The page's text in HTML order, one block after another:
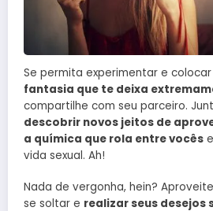
Se permita experimentar e
fantasia que te deixa
compartilhe com seu parceiro.
descobrir novos jeitos de
a química que rola entre vocês
vida sexual. Ah!
Nada de vergonha, hein?
se soltar e realizar seus desejos